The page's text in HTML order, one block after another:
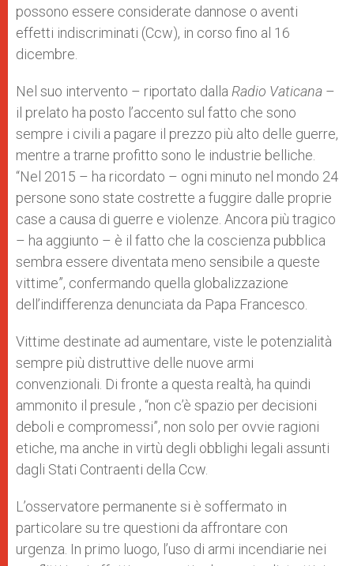
possono essere considerate dannose o aventi
effetti indiscriminati (Ccw), in corso fino al 16
dicembre.
Nel suo intervento – riportato dalla Radio Vaticana –
il prelato ha posto l’accento sul fatto che sono
sempre i civili a pagare il prezzo più alto delle guerre,
mentre a trarne profitto sono le industrie belliche.
“Nel 2015 – ha ricordato – ogni minuto nel mondo 24
persone sono state costrette a fuggire dalle proprie
case a causa di guerre e violenze. Ancora più tragico
– ha aggiunto – è il fatto che la coscienza pubblica
sembra essere diventata meno sensibile a queste
vittime”, confermando quella globalizzazione
dell’indifferenza denunciata da Papa Francesco.
Vittime destinate ad aumentare, viste le potenzialità
sempre più distruttive delle nuove armi
convenzionali. Di fronte a questa realtà, ha quindi
ammonito il presule , “non c’è spazio per decisioni
deboli e compromessi”, non solo per ovvie ragioni
etiche, ma anche in virtù degli obblighi legali assunti
dagli Stati Contraenti della Ccw.
L’osservatore permanente si è soffermato in
particolare su tre questioni da affrontare con
urgenza. In primo luogo, l’uso di armi incendiarie nei